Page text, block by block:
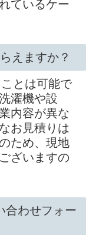
ているケー
えますか？
とは可能で
濯機や設
内容が異な
お見積りは
ため、現地
ざいますの
合わせフォー